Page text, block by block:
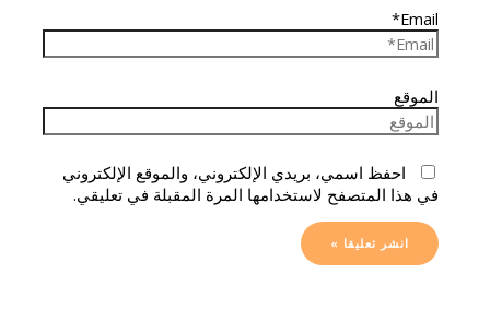
Email*
الموقع
احفظ اسمي، بريدي الإلكتروني، والموقع الإلكتروني
في هذا المتصفح لاستخدامها المرة المقبلة في تعليقي.